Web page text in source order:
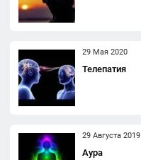
29 Мая 2020
Телепатия
29 Августа 2019
Аура